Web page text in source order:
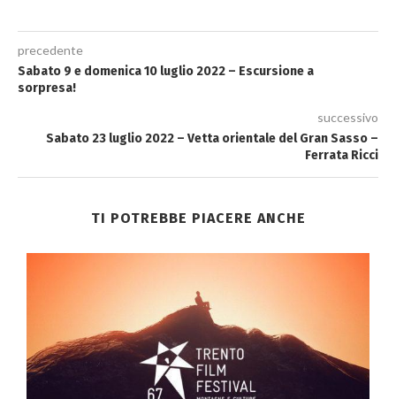
precedente
Sabato 9 e domenica 10 luglio 2022 – Escursione a
sorpresa!
successivo
Sabato 23 luglio 2022 – Vetta orientale del Gran Sasso –
Ferrata Ricci
TI POTREBBE PIACERE ANCHE